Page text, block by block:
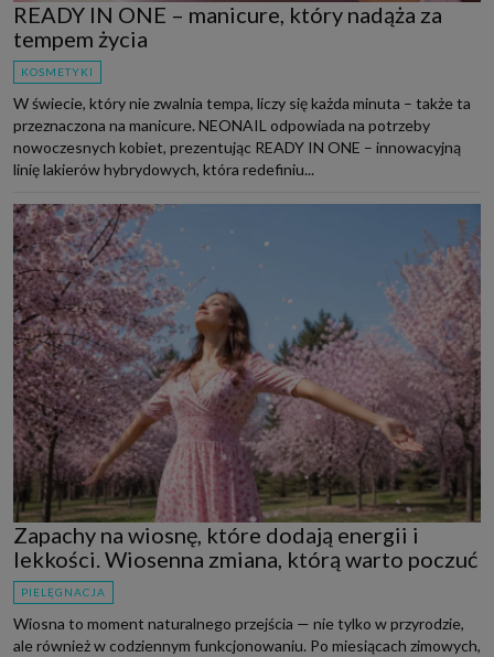
READY IN ONE – manicure, który nadąża za
tempem życia
KOSMETYKI
W świecie, który nie zwalnia tempa, liczy się każda minuta – także ta
przeznaczona na manicure. NEONAIL odpowiada na potrzeby
nowoczesnych kobiet, prezentując READY IN ONE – innowacyjną
linię lakierów hybrydowych, która redefiniu...
Zapachy na wiosnę, które dodają energii i
lekkości. Wiosenna zmiana, którą warto poczuć
PIELĘGNACJA
Wiosna to moment naturalnego przejścia — nie tylko w przyrodzie,
ale również w codziennym funkcjonowaniu. Po miesiącach zimowych,